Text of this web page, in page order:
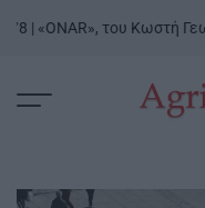
του Κωστή Γεωργίου